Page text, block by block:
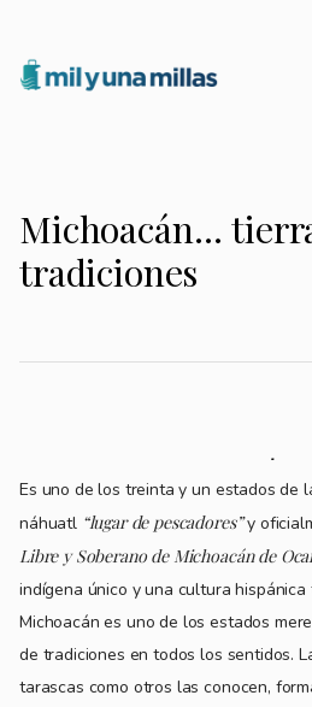
Michoacán…
tradiciones
Es uno de los treinta y un estados de
náhuatl “lugar de pescadores”y
Libre y Soberano de Michoacán de
indígena único y una cultura
Michoacán es uno de los estados
de tradiciones en todos los sentidos.
tarascas como otros las conocen,